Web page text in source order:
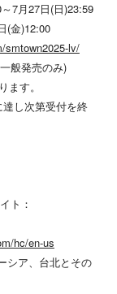
7月27日(日)23:59
(金)12:00
smtown2025-lv/
般発売のみ)
す。
し次第受付を終
ト：
hc/en-us
シア、台北とその